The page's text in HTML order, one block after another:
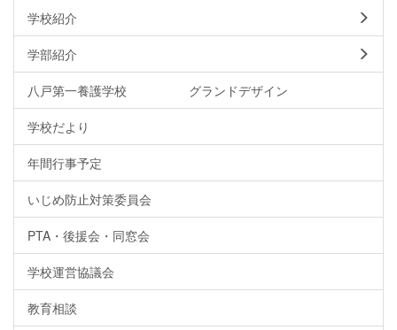
学校紹介
学部紹介
八戸第一養護学校 グランドデザイン
学校だより
年間行事予定
いじめ防止対策委員会
PTA・後援会・同窓会
学校運営協議会
教育相談